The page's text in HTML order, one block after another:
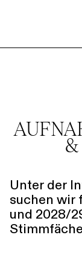
Unter der
suchen wir
und 2028/